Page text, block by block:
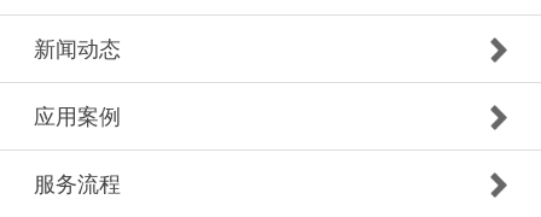
新闻动态
应用案例
服务流程